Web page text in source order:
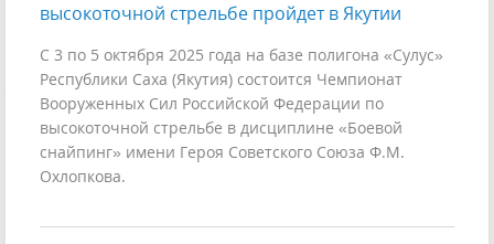
высокоточной стрельбе пройдет в Якутии
С 3 по 5 октября 2025 года на базе полигона «Сулус»
Республики Саха (Якутия) состоится Чемпионат
Вооруженных Сил Российской Федерации по
высокоточной стрельбе в дисциплине «Боевой
снайпинг» имени Героя Советского Союза Ф.М.
Охлопкова.